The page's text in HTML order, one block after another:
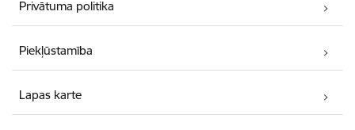
Privātuma politika
Piekļūstamība
Lapas karte